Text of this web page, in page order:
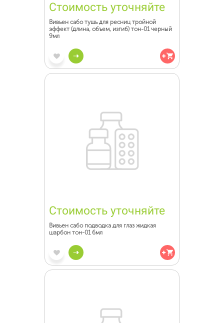
Стоимость уточняйте
Вивьен сабо тушь для ресниц тройной
эффект (длина, объем, изгиб) тон-01 черный
9мл
Стоимость уточняйте
Вивьен сабо подводка для глаз жидкая
шарбон тон-01 6мл